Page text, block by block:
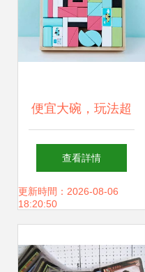
便宜大碗，玩法超
多的積木版桌游 照
著圖紙越搭越聰明
查看詳情
更新時間：2026-08-06
18:20:50